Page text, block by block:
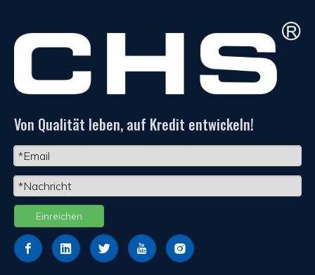
Von Qualität leben, auf Kredit entwickeln!
Einreichen